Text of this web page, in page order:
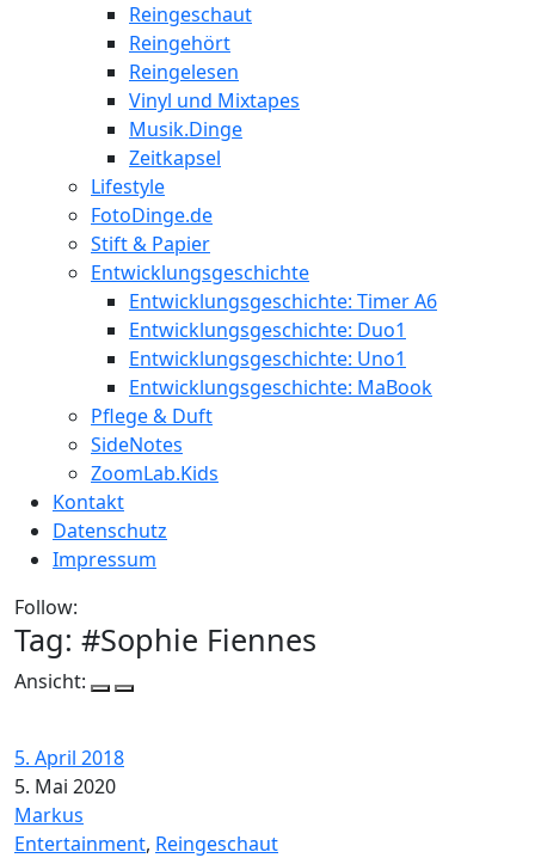
Reingeschaut
Reingehört
Reingelesen
Vinyl und Mixtapes
Musik.Dinge
Zeitkapsel
Lifestyle
FotoDinge.de
Stift & Papier
Entwicklungsgeschichte
Entwicklungsgeschichte: Timer A6
Entwicklungsgeschichte: Duo1
Entwicklungsgeschichte: Uno1
Entwicklungsgeschichte: MaBook
Pflege & Duft
SideNotes
ZoomLab.Kids
Kontakt
Datenschutz
Impressum
Follow:
Tag: #Sophie Fiennes
Ansicht:
5. April 2018
5. Mai 2020
Markus
Entertainment, Reingeschaut